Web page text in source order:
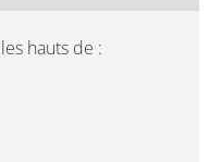
hauts de :